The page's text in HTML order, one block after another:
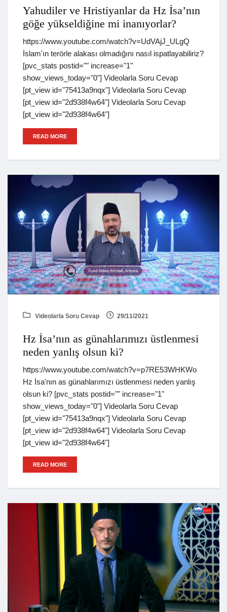
Yahudiler ve Hristiyanlar da Hz İsa’nın
göğe yükseldiğine mi inanıyorlar?
https://www.youtube.com/watch?v=UdVAjJ_ULgQ
İslam'ın terörle alakası olmadığını nasıl ispatlayabiliriz?
[pvc_stats postid="" increase="1"
show_views_today="0"] Videolarla Soru Cevap
[pt_view id="75413a9nqx"] Videolarla Soru Cevap
[pt_view id="2d938f4w64"] Videolarla Soru Cevap
[pt_view id="2d938f4w64"]
READ MORE
Videolarla Soru Cevap 29/11/2021
Hz İsa’nın as günahlarımızı üstlenmesi
neden yanlış olsun ki?
https://www.youtube.com/watch?v=p7RE53WHKWo
Hz İsa'nın as günahlarımızı üstlenmesi neden yanlış
olsun ki? [pvc_stats postid="" increase="1"
show_views_today="0"] Videolarla Soru Cevap
[pt_view id="75413a9nqx"] Videolarla Soru Cevap
[pt_view id="2d938f4w64"] Videolarla Soru Cevap
[pt_view id="2d938f4w64"]
READ MORE